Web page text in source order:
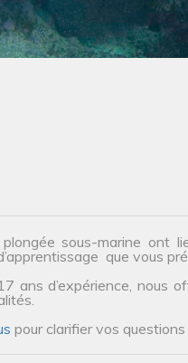
sous-marine ont
que vous
ans d’expérience, nous
pour clarifier vos